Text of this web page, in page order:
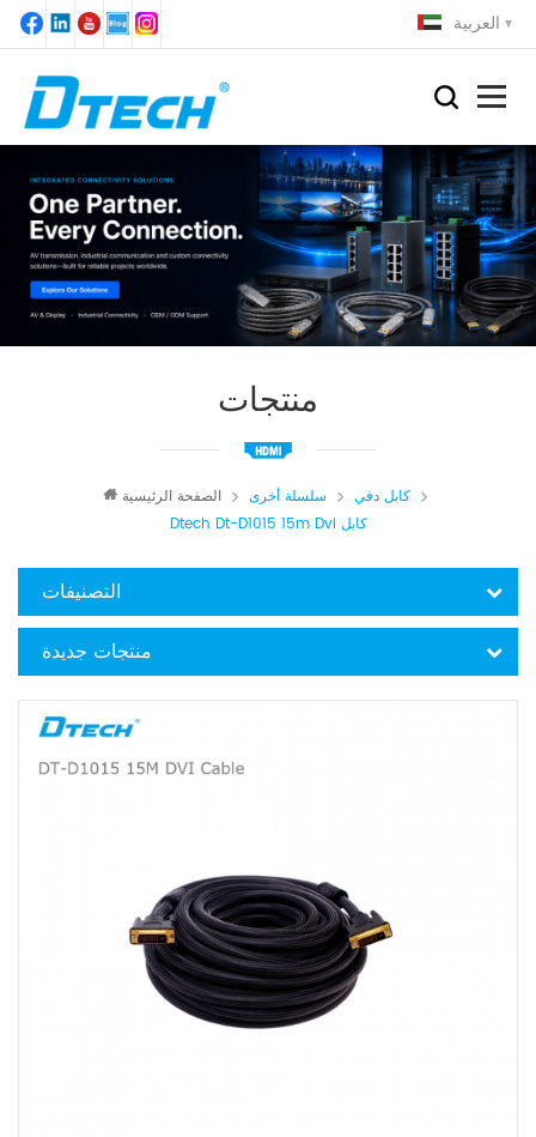
العربية
منتجات
الصفحة الرئيسية سلسلة أخرى
كابل دفي
Dtech Dt-D1015 15m Dvi كابل
التصنيفات
منتجات جديدة